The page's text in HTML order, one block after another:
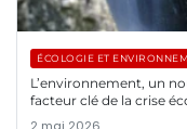
ÉCOLOGIE ET
L’environnement, un
facteur clé de la crise
2 mai 2026